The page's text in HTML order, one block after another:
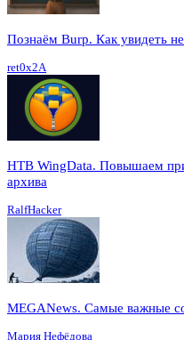
Познаём Burp. Как увидеть
ret0x2A
HTB WingData. Повышаем
архива
RalfHacker
MEGANews. Cамые важные
Мария Нефёдова